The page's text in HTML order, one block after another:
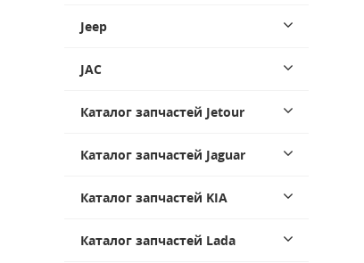
Jeep
JAC
Каталог запчастей Jetour
Каталог запчастей Jaguar
Каталог запчастей KIA
Каталог запчастей Lada